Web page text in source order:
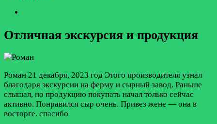
Отличная экскурсия и продукция
Роман 21 декабря, 2023 год Этого производителя узнал
благодаря экскурсии на ферму и сырный завод. Раньше
слышал, но продукцию покупать начал только сейчас
активно. Понравился сыр очень. Привез жене — она в
восторге. спасибо